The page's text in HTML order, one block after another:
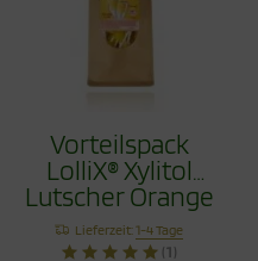
Vorteilspack
LolliX® Xylitol
Lutscher Orange
100g
Lieferzeit:1-4 Tage
(1)